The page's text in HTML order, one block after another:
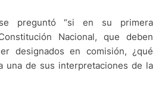
preguntó “si en su primera
Nacional, que deben
designados en comisión, ¿qué
una de sus interpretaciones de la